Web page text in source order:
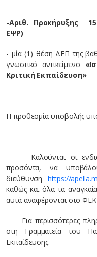
-Αριθ. Προκήρυξης
ΕΨΡ)
- μία (1) θέση ΔΕΠ της
γνωστικό αντικείμενο
Κριτική Εκπαίδευση»
Η προθεσμία υποβολής
Καλούνται οι
προσόντα, να
διεύθυνσηhttps://
καθώς και όλα τα
αυτά αναφέρονται στο
Για περισσότερες
στη Γραμματεία του
Εκπαίδευσης.